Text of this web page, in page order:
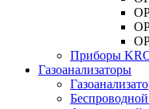
Приборы
Газоанализаторы